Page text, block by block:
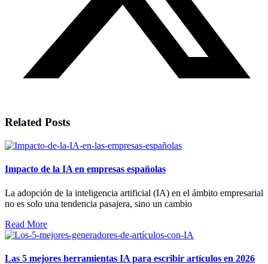
Related Posts
Impacto de la IA en empresas españolas
La adopción de la inteligencia artificial (IA) en el ámbito empresarial
no es solo una tendencia pasajera, sino un cambio
Read More
Las 5 mejores herramientas IA para escribir artículos en 2026